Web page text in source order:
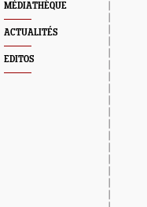
MÉDIATHÈQUE
ACTUALITÉS
EDITOS